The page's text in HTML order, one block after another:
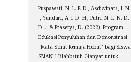
Puspawati, N. L. P. D., Asdiwinata, I. N.
., Yundari, A. I. D. H., Putri, N. L. N. D.
D. ., & Prasetya, D. (2022). Program
Edukasi Penyuluhan dan Demonstrasi
“Mata Sehat Remaja Hebat” bagi Siswa
SMAN 1 Blahbatuh Gianyar untuk